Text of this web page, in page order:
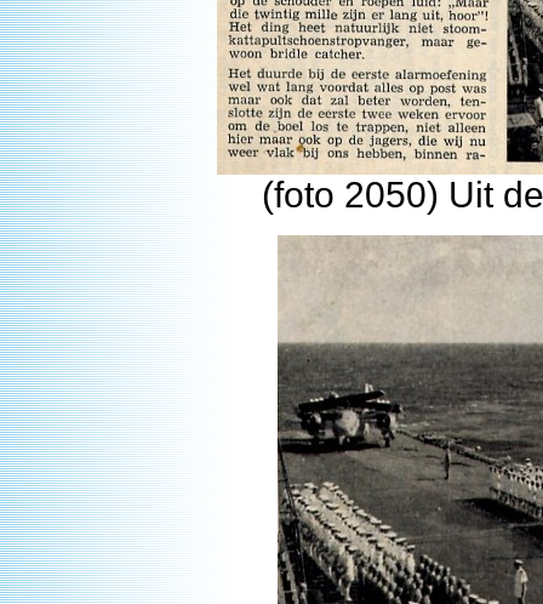
(foto 2050) Uit